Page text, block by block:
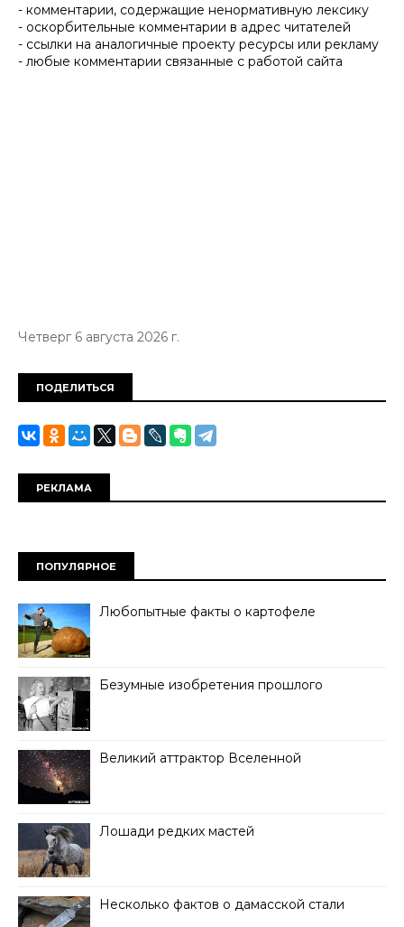
- комментарии, содержащие ненормативную лексику
- оскорбительные комментарии в адрес читателей
- ссылки на аналогичные проекту ресурсы или рекламу
- любые комментарии связанные с работой сайта
Четверг 6 августа 2026 г.
ПОДЕЛИТЬСЯ
РЕКЛАМА
ПОПУЛЯРНОЕ
Любопытные факты о картофеле
Безумные изобретения прошлого
Великий аттрактор Вселенной
Лошади редких мастей
Несколько фактов о дамасской стали